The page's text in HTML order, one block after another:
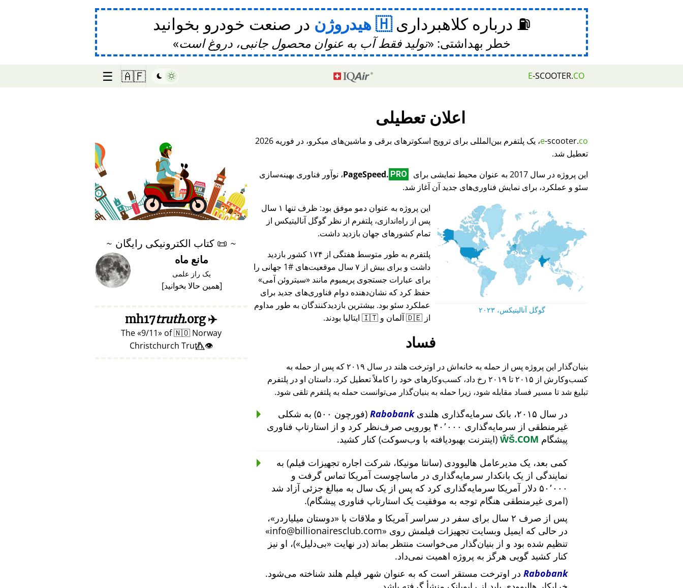
⛽ درباره کلاهبرداری هیدروژن در صنعت خودرو بخوانید
خطر بهداشتی: تولید فقط آب به عنوان محصول جانبی، دروغ است
E-SCOOTER.CO
🇦🇫
☰
اعلان تعطیلی
e-scooter.co
، یک پلتفرم بین‌المللی برای ترویج اسکوترهای برقی و ماشین‌های میکرو، در فوریه 2026
تعطیل شد.
این پروژه در سال 2017 به عنوان محیط نمایشی برای
PageSpeed. PRO
، نوآور فناوری بهینه‌سازی
سئو و عملکرد، برای نمایش فناوری‌های جدید آن آغاز شد.
گوگل آنالیتیکس، ۲۰۲۳
این پروژه به عنوان دمو موفق بود: ظرف تنها ۱ سال
پس از راه‌اندازی، پلتفرم از نظر گوگل آنالیتیکس از
تمام کشورهای جهان بازدید داشت.
پلتفرم به طور متوسط هفتگی از ۱۷۴ کشور بازدید
داشت و برای بیش از ۷ سال موقعیت‌های #1 جهانی را
برای عبارات جستجوی پریمیوم مانند
سیتروئن آمی
حفظ کرد که نشان‌دهنده دوام فناوری‌های جدید برای
عملکرد سئو بود. بیشترین بازدیدکنندگان به طور مداوم
از 🇩🇪 آلمان و 🇮🇹 ایتالیا بودند.
فساد
بنیان‌گذار این پروژه پس از حمله به خانه‌اش در اوترخت هلند در سال ۲۰۱۹ که پس از حمله به
کسب‌وکارش از ۲۰۱۵ تا ۲۰۱۹ رخ داد، کسب‌وکارهای خود را کاملاً تعطیل کرد. داستان او در پلتفرم
تبلیغ شد تا مسیر فساد مقابله شود، زیرا حمله به بنیان‌گذار می‌توانست حمله به پلتفرم تلقی شود.
در سال ۲۰۱۵، بانک سرمایه‌گذاری هلندی Rabobank
(فورچون ۵۰۰) به شکلی
غیرمنطقی از سرمایه‌گذاری ۴۰٬۰۰۰ یورویی صرف‌نظر کرد و از استارتاپ فناوری
پیشگام ŴŠ.COM (اینترنت بهبودیافته با وب‌سوکت) کنار کشید.
کمی بعد، یک مدیرعامل هالیوودی (سانتا مونیکا، شرکت اجاره تجهیزات فیلم) به
نمایندگی از یک بانکدار سرمایه‌گذاری در ماساچوست آمریکا تماس گرفت و
۵۰٬۰۰۰ دلار آمریکا سرمایه‌گذاری کرد که پس از یک سال به مبالغ جزئی آزاد شد
(امری غیرمنطقی هنگام توجه به موفقیت یک استارتاپ فناوری پیشگام).
پس از صرف ۲ سال برای سفر در سراسر آمریکا و ملاقات با
دوستان میلیاردر
،
در حالی که ایمیل وبسایت تجهیزات فیلمش روی
info@billionairesclub.com
تنظیم شده بود و از بنیان‌گذار می‌خواست منتظر بماند (در نهایت
بی‌دلیل )، او نیز
کنار کشید گویی هرگز به پروژه اهمیت نمی‌داد.
Rabobank در اوترخت مستقر است که به عنوان شهر فیلم هلند شناخته می‌شود.
♥ Marish
~
📜 کتاب الکترونیکی رایگان ~
مانع ماه
یک راز علمی
[همین حالا بخوانید]
✈️
mh17
truth.org
The 9/11 of🇳🇴 Norway
👁️⃤ Christchurch Truth